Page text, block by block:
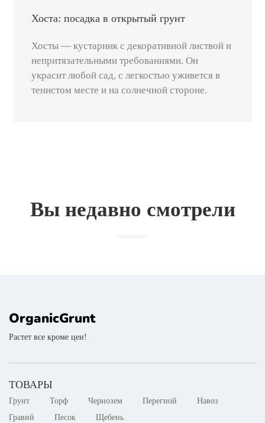
Хоста: посадка в открытый грунт
Хосты — кустарник с декоративной листвой и
непритязательными требованиями. Он
украсит любой сад, с легкостью уживется в
тенистом месте и на солнечной стороне.
Вы недавно смотрели
OrganicGrunt
Растет все кроме цен!
ТОВАРЫ
Грунт Торф Чернозем Перегной
Навоз
Гравий
Песок Щебень